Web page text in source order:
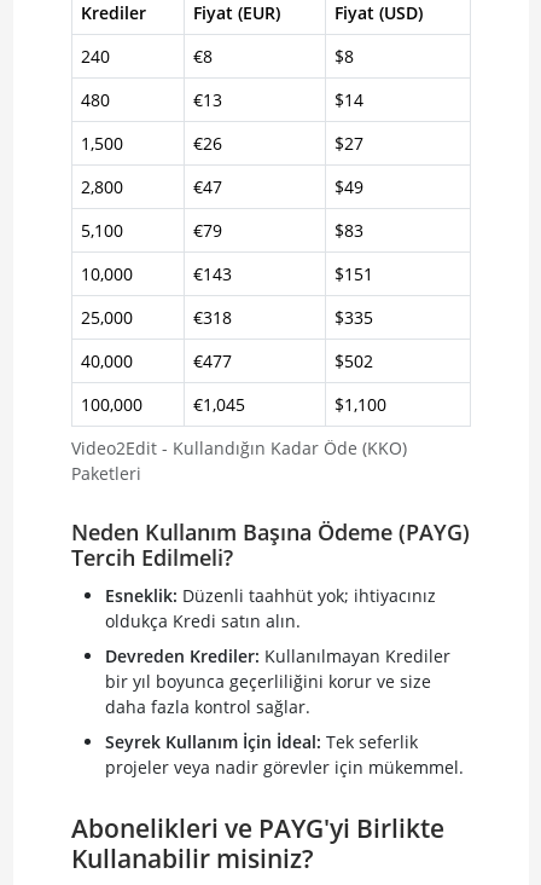
Video2Edit - Kullandığın Kadar Öde (KKO)
Paketleri
Krediler Fiyat (EUR)
Fiyat (USD)
240
€8
$8
480
€13
$14
1,500
€26
$27
2,800
€47
$49
5,100
€79
$83
10,000
€143
$151
25,000
€318
$335
40,000
€477
$502
100,000
€1,045 $1,100
Neden Kullanım Başına Ödeme (PAYG)
Tercih Edilmeli?
Esneklik: Düzenli taahhüt yok; ihtiyacınız
oldukça Kredi satın alın.
Devreden Krediler: Kullanılmayan Krediler
bir yıl boyunca geçerliliğini korur ve size
daha fazla kontrol sağlar.
Seyrek Kullanım İçin İdeal: Tek seferlik
projeler veya nadir görevler için mükemmel.
Abonelikleri ve PAYG'yi Birlikte
Kullanabilir misiniz?